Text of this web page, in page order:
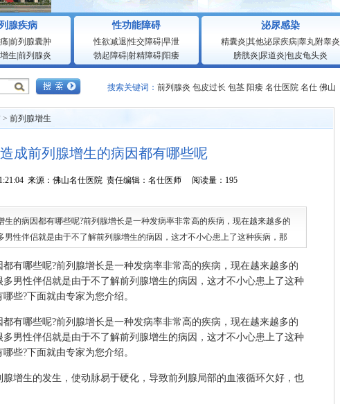
腺疾病
前列腺囊肿
生 前列腺炎
性功能障碍
性欲减退 性交障碍|早泄
勃起障碍|射精障碍| 阳痿
泌尿感染
精囊炎 其他泌尿疾病睾丸附睾炎
膀胱炎 尿道炎 包皮龟头炎
搜索关键词： 前列腺炎 包皮过长 包茎 阳痿 名仕医院 名仕 佛山
> 前列腺增生
成前列腺增生的病因都有哪些呢
来源：佛山名仕医院 责任编辑：名仕医师 阅读量：195
的病因都有哪些呢?前列腺增长是一种发病率非常高的疾病，现在越来越多的
男性伴侣就是由于不了解前列腺增生的病因，这才不小心患上了这种疾病，那
哪些呢?前列腺增长是一种发病率非常高的疾病，现在越来越多的
男性伴侣就是由于不了解前列腺增生的病因，这才不小心患上了这种
些?下面就由专家为您介绍。
哪些呢?前列腺增长是一种发病率非常高的疾病，现在越来越多的
男性伴侣就是由于不了解前列腺增生的病因，这才不小心患上了这种
些?下面就由专家为您介绍。
生的发生，使动脉易于硬化，导致前列腺局部的血液循环欠好，也